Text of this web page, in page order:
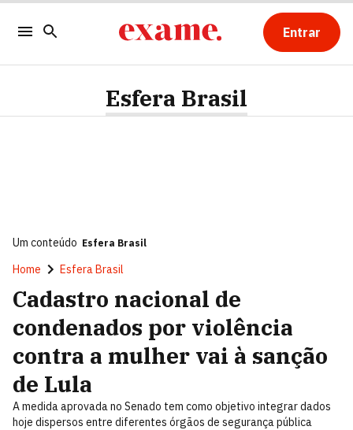
Entrar
Esfera Brasil
Um conteúdo Esfera Brasil
Home Esfera Brasil
Cadastro nacional de
condenados por violência
contra a mulher vai à sanção
de Lula
A medida aprovada no Senado tem como objetivo integrar dados
hoje dispersos entre diferentes órgãos de segurança pública